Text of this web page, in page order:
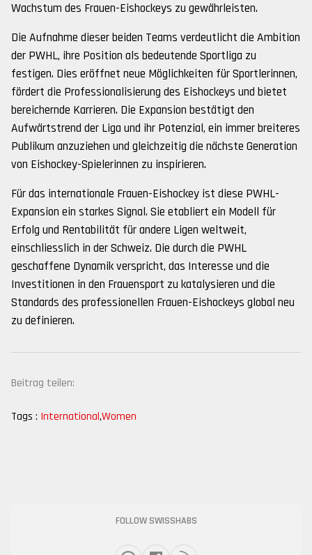
Wachstum des Frauen-Eishockeys zu gewährleisten.
Die Aufnahme dieser beiden Teams verdeutlicht die Ambition
der PWHL, ihre Position als bedeutende Sportliga zu
festigen. Dies eröffnet neue Möglichkeiten für Sportlerinnen,
fördert die Professionalisierung des Eishockeys und bietet
bereichernde Karrieren. Die Expansion bestätigt den
Aufwärtstrend der Liga und ihr Potenzial, ein immer breiteres
Publikum anzuziehen und gleichzeitig die nächste Generation
von Eishockey-Spielerinnen zu inspirieren.
Für das internationale Frauen-Eishockey ist diese PWHL-
Expansion ein starkes Signal. Sie etabliert ein Modell für
Erfolg und Rentabilität für andere Ligen weltweit,
einschliesslich in der Schweiz. Die durch die PWHL
geschaffene Dynamik verspricht, das Interesse und die
Investitionen in den Frauensport zu katalysieren und die
Standards des professionellen Frauen-Eishockeys global neu
zu definieren.
Beitrag teilen:
Tags : International,Women
FOLLOW SWISSHABS